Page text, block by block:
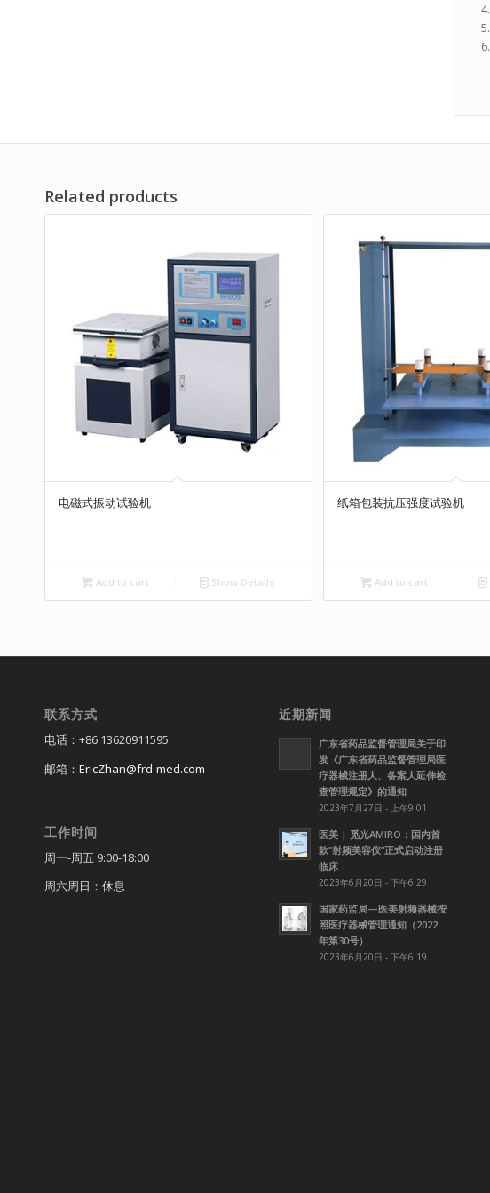
Related products
电磁式振动试验机
Add to cart Show Details
纸箱包装抗压强度试验机
Add to cart
联系方式
电话：+86 13620911595
邮箱： EricZhan@frd-med.com
工作时间
周一-周五 9:00-18:00
周六周日：休息
近期新闻
广东省药品监督管理局关于印
发《广东省药品监督管理局医
疗器械注册人、备案人延伸检
查管理规定》的通知
2023年7月27日 - 上午9:01
医美 | 觅光AMIRO：国内首
款”射频美容仪”正式启动注册
临床
2023年6月20日 - 下午6:29
国家药监局—医美射频器械按
照医疗器械管理通知（2022
年第30号）
2023年6月20日 - 下午6:19